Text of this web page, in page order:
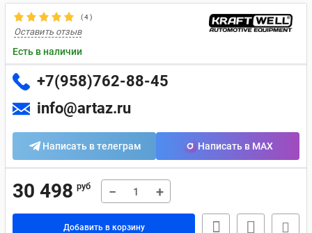
(4)
Оставить отзыв
Есть в наличии
+7(958)762-88-45
info@artaz.ru
Написать в телеграм Написать в MAX
30 498 руб − +
Добавить в корзину